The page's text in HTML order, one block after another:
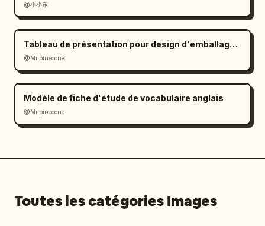
@小小东
Tableau de présentation pour design d'emballage de Baijiu de luxe
@Mr.pinecone
Modèle de fiche d'étude de vocabulaire anglais
@Mr.pinecone
Toutes les catégories Images